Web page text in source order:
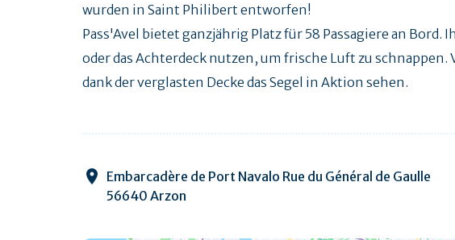
wurden in Saint Philibert entworfen!
Pass'Avel bietet ganzjährig Platz für 58 Passagiere an Bord.
oder das Achterdeck nutzen, um frische Luft zu schnappen.
dank der verglasten Decke das Segel in Aktion sehen.
Embarcadère de Port Navalo Rue du Général de Gaulle
56640 Arzon